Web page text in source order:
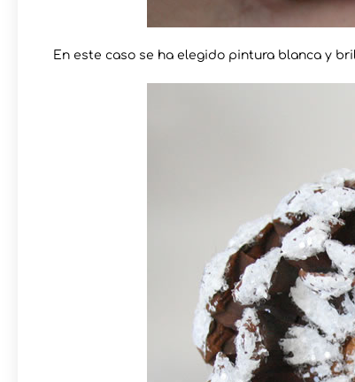
En este caso se ha elegido pintura blanca y